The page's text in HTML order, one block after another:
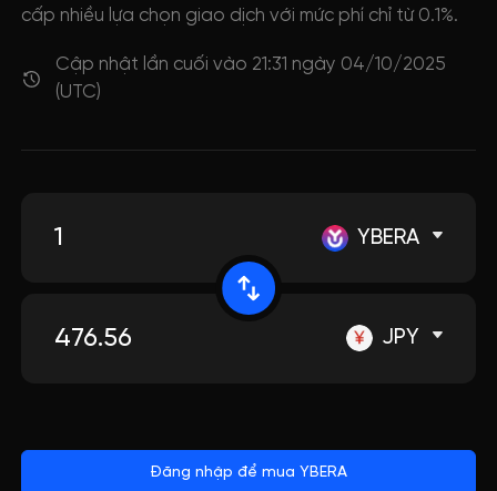
cấp nhiều lựa chọn giao dịch với mức phí chỉ từ 0.1%.
Cập nhật lần cuối vào 21:31 ngày 04/10/2025
(UTC)
YBERA
JPY
Đăng nhập để mua YBERA